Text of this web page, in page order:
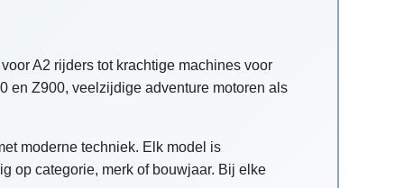
A2 rijders tot krachtige machines voor
en Z900, veelzijdige adventure motoren als
moderne techniek. Elk model is
op categorie, merk of bouwjaar. Bij elke